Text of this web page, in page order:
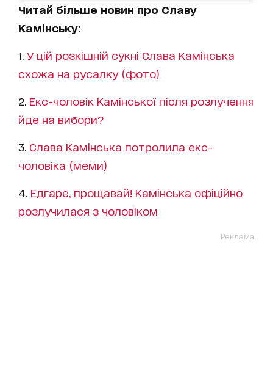
Читай більше новин про Славу
Камінську:
1. У цій розкішній сукні Слава Камінська
схожа на русалку (фото)
2. Екс-чоловік Камінської після розлучення
йде на вибори?
3. Слава Камінська потролила екс-
чоловіка (меми)
4. Едгаре, прощавай! Камінська офіційно
розлучилася з чоловіком
Реклама